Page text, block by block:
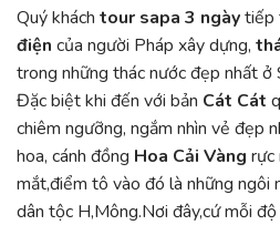
Quý khách tour sapa 3 ngàytiếp
điện của người Pháp xây dựng,
trong những thác nước đẹp nhất ở
Đặc biệt khi đến với bản Cát Cát
chiêm ngưỡng, ngắm nhìn vẻ đẹp
hoa, cánh đồng Hoa Cải Vàng rực
mắt,điểm tô vào đó là những ngôi
dân tộc H,Mông.Nơi đây,cứ mỗi